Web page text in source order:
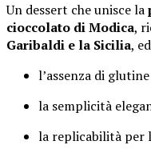
Un dessert che unisce la
cioccolato di Modica,
Garibaldi e la Sicilia,
l’assenza di
la semplicità
la replicabilità per